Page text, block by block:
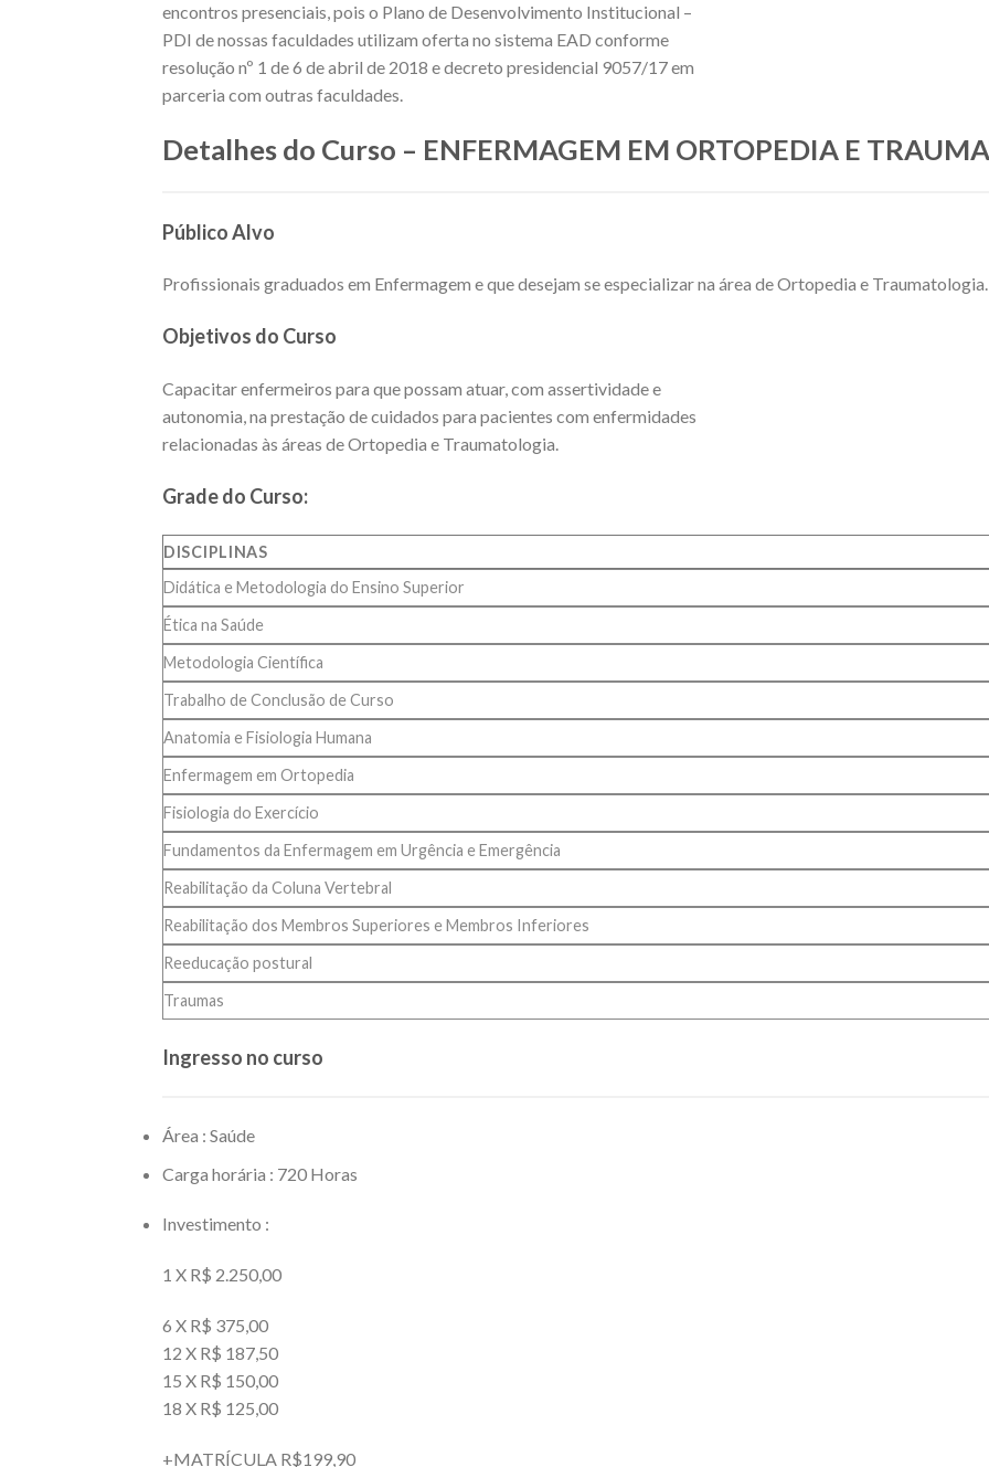
encontros presenciais, pois o Plano de Desenvolvimento Institucional –
PDI de nossas faculdades utilizam oferta no sistema EAD conforme
resolução nº 1 de 6 de abril de 2018 e decreto presidencial 9057/17 em
parceria com outras faculdades.
Detalhes do Curso – ENFERMAGEM EM ORTOPEDIA E
Público Alvo
Profissionais graduados em Enfermagem e que desejam se especializar na área de Ortopedia e Traumatologia.
Objetivos do Curso
Capacitar enfermeiros para que possam atuar, com assertividade e
autonomia, na prestação de cuidados para pacientes com enfermidades
relacionadas às áreas de Ortopedia e Traumatologia.
Grade do Curso:
DISCIPLINAS
Didática e Metodologia do Ensino Superior
Ética na Saúde
Metodologia Científica
Trabalho de Conclusão de Curso
Anatomia e Fisiologia Humana
Enfermagem em Ortopedia
Fisiologia do Exercício
Fundamentos da Enfermagem em Urgência e Emergência
Reabilitação da Coluna Vertebral
Reabilitação dos Membros Superiores e Membros Inferiores
Reeducação postural
Traumas
Ingresso no curso
Área : Saúde
Carga horária : 720 Horas
Investimento :
1 X R$ 2.250,00
6 X R$ 375,00
12 X R$ 187,50
15 X R$ 150,00
18 X R$ 125,00
+MATRÍCULA R$199,90